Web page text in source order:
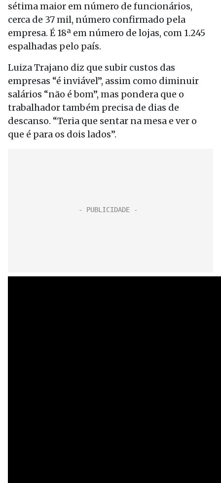
sétima maior em número de funcionários,
cerca de 37 mil, número confirmado pela
empresa. É 18ª em número de lojas, com 1.245
espalhadas pelo país.
Luiza Trajano diz que subir custos das
empresas “é inviável”, assim como diminuir
salários “não é bom”, mas pondera que o
trabalhador também precisa de dias de
descanso. “Teria que sentar na mesa e ver o
que é para os dois lados”.